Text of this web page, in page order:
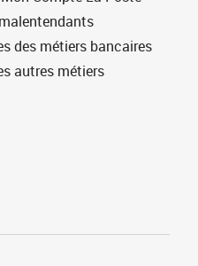
des métiers bancaires
autres métiers